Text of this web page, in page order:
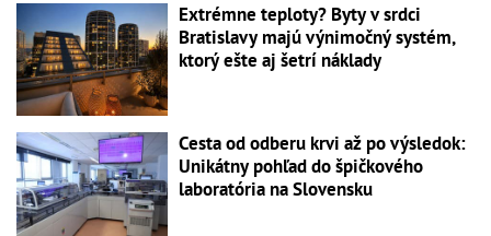
Extrémne teploty? Byty v srdci
Bratislavy majú výnimočný systém,
ktorý ešte aj šetrí náklady
Cesta od odberu krvi až po výsledok:
Unikátny pohľad do špičkového
laboratória na Slovensku